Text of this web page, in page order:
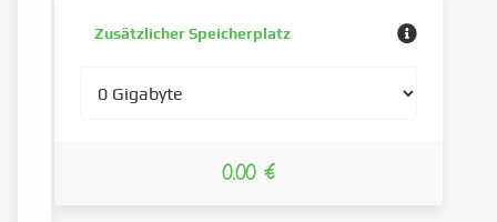
Zusätzlicher Speicherplatz
0.00 €